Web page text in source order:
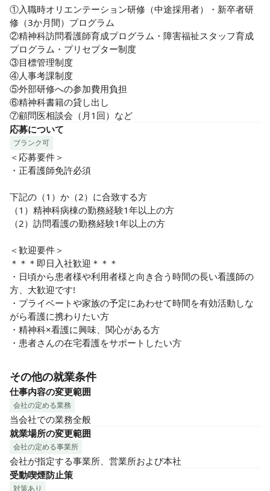
①入職時オリエンテーション研修（中途採用者）・新卒者研
修（3か月間）プログラム
②精神科訪問看護師育成プログラム・障害福祉スタッフ育成
プログラム・プリセプター制度
③目標管理制度
④人事考課制度
⑤外部研修への参加費用負担
⑥精神科書籍の貸し出し
⑦顧問医相談会（月1回）など
応募について
ブランク可
＜応募要件＞
・正看護師免許必須
下記の（1）か（2）に合致する方
（1）精神科病棟の勤務経験1年以上の方
（2）訪問看護の勤務経験1年以上の方
＜歓迎要件＞
＊＊＊即日入社歓迎＊＊＊
・日頃から患者様や利用者様と向き合う時間の長い看護師の
方、大歓迎です!
・プライベートや家族の予定にあわせて時間を有効活動しな
がら看護に携わりたい方
・精神科×看護に興味、関心がある方
・患者さんの在宅看護をサポートしたい方
その他の就業条件
仕事内容の変更範囲
会社の定める業務
当会社での業務全般
就業場所の変更範囲
会社の定める事業所
会社が指定する事業所、営業所および本社
受動喫煙防止策
対策あり